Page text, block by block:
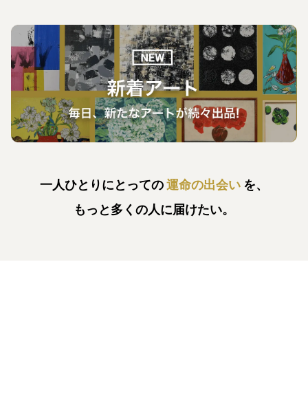
一人ひとりにとっての運命の出会い を、
もっと多くの人に届けたい。